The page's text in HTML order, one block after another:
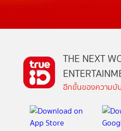
THE NEXT
อีกขั้นของความบั